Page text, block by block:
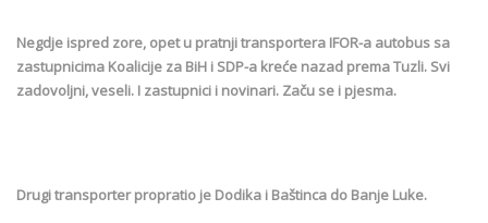
Negdje ispred zore, opet u pratnji transportera IFOR-a autobus sa
zastupnicima Koalicije za BiH i SDP-a kreće nazad prema Tuzli. Svi
zadovoljni, veseli. I zastupnici i novinari. Začu se i pjesma.
Drugi transporter propratio je Dodika i Baštinca do Banje Luke.